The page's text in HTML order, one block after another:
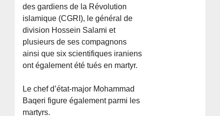
des gardiens de la Révolution
islamique (CGRI), le général de
division Hossein Salami et
plusieurs de ses compagnons
ainsi que six scientifiques iraniens
ont également été tués en martyr.
Le chef d’état-major Mohammad
Baqeri figure également parmi les
martyrs.